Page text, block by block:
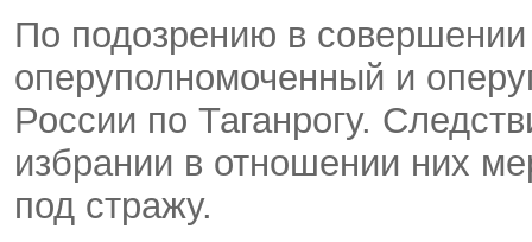
По подозрению в
оперуполномоченный и
России по Таганрогу.
избрании в отношении них
под стражу.